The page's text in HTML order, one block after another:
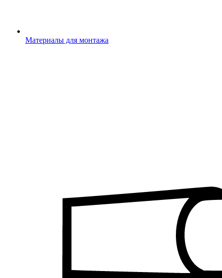
Материалы для монтажа